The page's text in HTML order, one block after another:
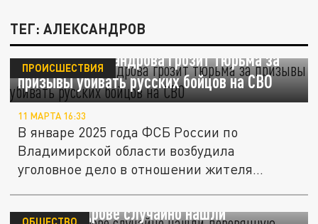
ТЕГ: АЛЕКСАНДРОВ
Жителю Александрова грозит тюрьма за
призывы убивать русских бойцов на СВО
ПРОИСШЕСТВИЯ
11 МАРТА 16:33
В январе 2025 года ФСБ России по
Владимирской области возбудила
уголовное дело в отношении жителя
В Александрове случайно нашли